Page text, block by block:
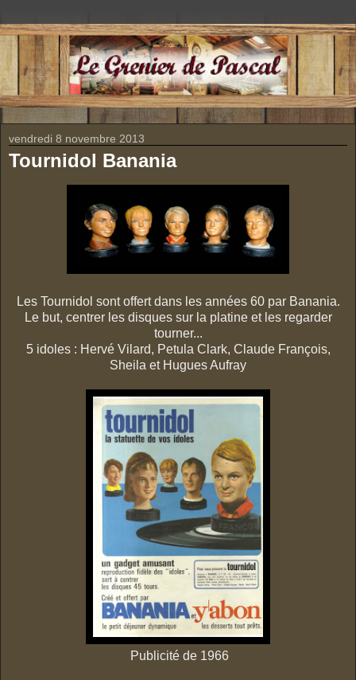
vendredi 8 novembre 2013
Tournidol Banania
Les Tournidol sont offert dans les années 60 par Banania.
Le but, centrer les disques sur la platine et les regarder
tourner...
5 idoles : Hervé Vilard, Petula Clark, Claude François,
Sheila et Hugues Aufray
Publicité de 1966